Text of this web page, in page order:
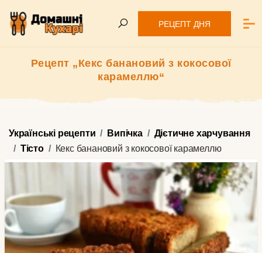
РЕЦЕПТ ДНЯ
Рецепт „Кекс банановий з кокосової
карамеллю“
Українські рецепти Випічка
Дієтичне харчування
Тісто
Кекс банановий з кокосової карамеллю